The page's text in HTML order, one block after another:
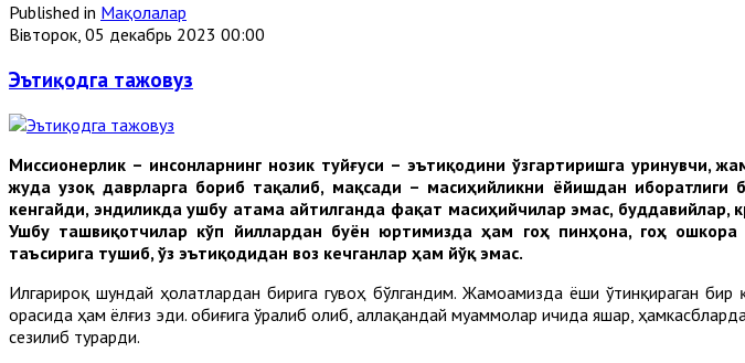
Published in Мақолалар
Вівторок, 05 декабрь 2023 00:00
Эътиқодга тажовуз
Миссионерлик – инсонларнинг нозик туйғуси – эътиқодини ўзгартиришга уринувчи,
жуда узоқ даврларга бориб тақалиб, мақсади – масиҳийликни ёйишдан иборатлиги
кенгайди, эндиликда ушбу атама айтилганда фақат масиҳийчилар эмас,
Ушбу ташвиқотчилар кўп йиллардан буён юртимизда ҳам гоҳ пинҳона, гоҳ
таъсирига тушиб, ўз эътиқодидан воз кечганлар ҳам йўқ эмас.
Илгарироқ шундай ҳолатлардан бирига гувоҳ бўлгандим. Жамоамизда ёши ўтинқираган
орасида ҳам ёлғиз эди. Қобиғига ўралиб олиб, аллақандай муаммолар ичида яшар,
сезилиб турарди.